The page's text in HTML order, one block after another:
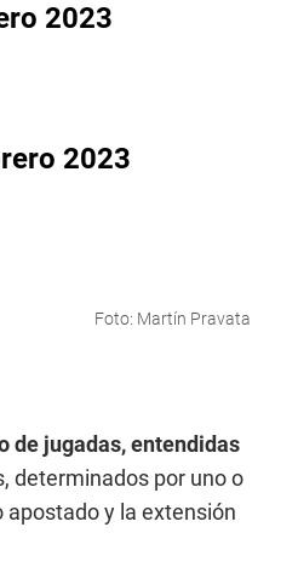
2023
2023
Foto: Martín Pravata
de jugadas, entendidas
determinados por uno o
y la extensión